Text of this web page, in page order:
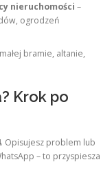
nieruchomości –
ogrodzeń
bramie, altanie,
Krok po
. Opisujesz problem lub
– to przyspiesza